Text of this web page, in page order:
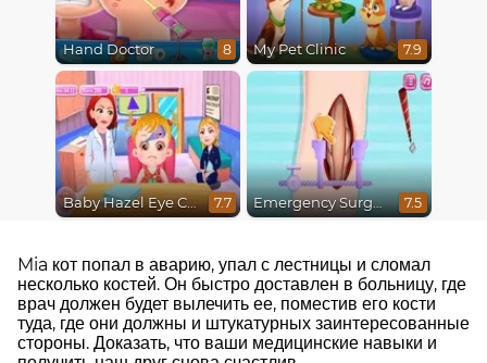
Hand Doctor 8 My Pet Clinic 7.9
Baby Hazel Eye Care 7.7 Emergency Surgery 7.5
Mia кот попал в аварию, упал с лестницы и сломал
несколько костей. Он быстро доставлен в больницу, где
врач должен будет вылечить ее, поместив его кости
туда, где они должны и штукатурных заинтересованные
стороны. Доказать, что ваши медицинские навыки и